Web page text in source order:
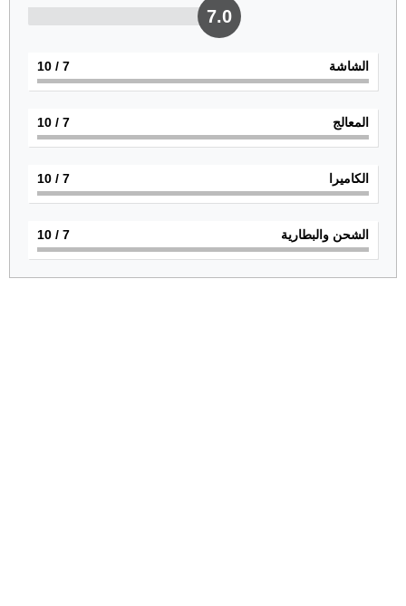
7.0
الشاشة 7
/ 10
المعالج 7
/ 10
الكاميرا 7
/ 10
الشحن والبطارية 7
/ 10